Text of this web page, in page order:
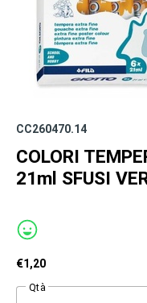
CC260470.14
COLORI
21ml SFUSI
€1,20
Qtà